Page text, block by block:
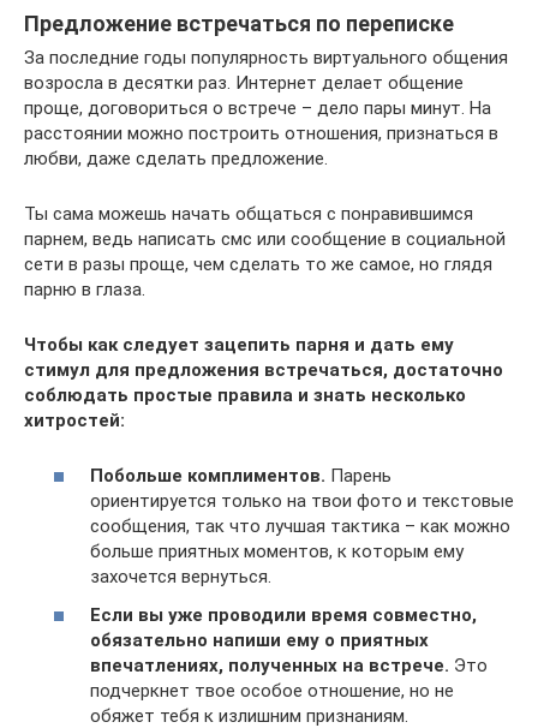
Предложение встречаться по переписке
За последние годы популярность виртуального общения
возросла в десятки раз. Интернет делает общение
проще, договориться о встрече – дело пары минут. На
расстоянии можно построить отношения, признаться в
любви, даже сделать предложение.
Ты сама можешь начать общаться с понравившимся
парнем, ведь написать смс или сообщение в социальной
сети в разы проще, чем сделать то же самое, но глядя
парню в глаза.
Чтобы как следует зацепить парня и дать ему
стимул для предложения встречаться, достаточно
соблюдать простые правила и знать несколько
хитростей:
Побольше комплиментов. Парень
ориентируется только на твои фото и текстовые
сообщения, так что лучшая тактика – как можно
больше приятных моментов, к которым ему
захочется вернуться.
Если вы уже проводили время совместно,
обязательно напиши ему о приятных
впечатлениях, полученных на встрече. Это
подчеркнет твое особое отношение, но не
обяжет тебя к излишним признаниям.